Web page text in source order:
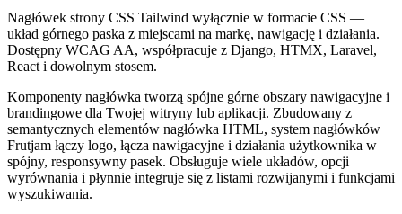
Nagłówek strony CSS Tailwind wyłącznie w formacie CSS —
układ górnego paska z miejscami na markę, nawigację i działania.
Dostępny WCAG AA, współpracuje z Django, HTMX, Laravel,
React i dowolnym stosem.
Komponenty nagłówka tworzą spójne górne obszary nawigacyjne i
brandingowe dla Twojej witryny lub aplikacji. Zbudowany z
semantycznych elementów nagłówka HTML, system nagłówków
Frutjam łączy logo, łącza nawigacyjne i działania użytkownika w
spójny, responsywny pasek. Obsługuje wiele układów, opcji
wyrównania i płynnie integruje się z listami rozwijanymi i funkcjami
wyszukiwania.